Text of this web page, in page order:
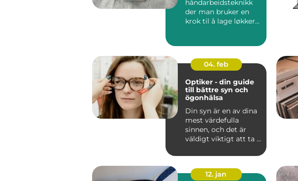
håndarbeidsteknikk
der man bruker en
krok til å lage løkker
04. feb
Optiker - din guide
till bättre syn och
ögonhälsa
Din syn är en av dina
mest värdefulla
sinnen, och det är
väldigt viktigt att ta ...
12. jan